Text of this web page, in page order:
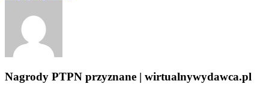
Nagrody PTPN przyznane | wirtualnywydawca.pl